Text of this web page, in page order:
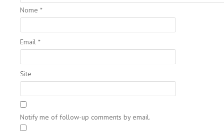
Nome *
Email *
Site
Notify me of follow-up comments by email.